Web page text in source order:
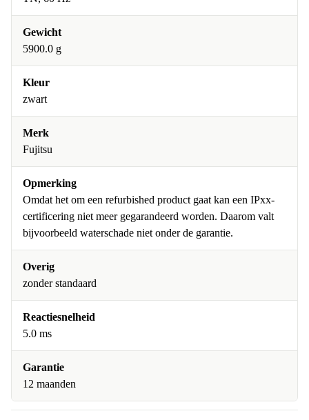
Gewicht
5900.0 g
Kleur
zwart
Merk
Fujitsu
Opmerking
Omdat het om een refurbished product gaat kan een IPxx-
certificering niet meer gegarandeerd worden. Daarom valt
bijvoorbeeld waterschade niet onder de garantie.
Overig
zonder standaard
Reactiesnelheid
5.0 ms
Garantie
12 maanden